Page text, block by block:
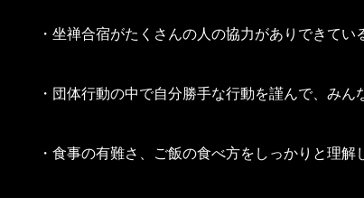
・坐禅合宿がたくさんの人の協力がありできてい
・団体行動の中で自分勝手な行動を謹んで、みん
・食事の有難さ、ご飯の食べ方をしっかりと理解